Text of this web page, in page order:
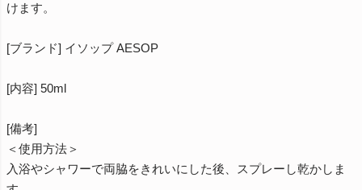
けます。
[ブランド] イソップ AESOP
[内容] 50ml
[備考]
＜使用方法＞
入浴やシャワーで両脇をきれいにした後、スプレーし乾かしま